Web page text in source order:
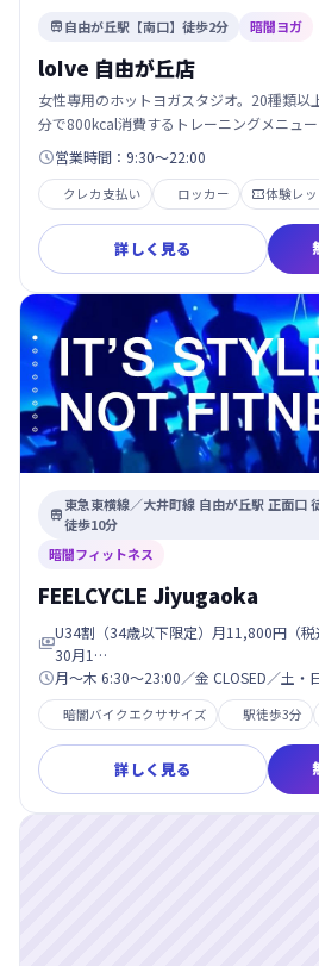
 自由が丘駅【南口】徒歩2分 暗闇ヨガ
loIve 自由が丘店
女性専用のホットヨガスタジオ。20種類以
分で800kcal消費するトレーニングメニュー
営業時間：9:30～22:00
クレカ支払い ロッカー 体験レ
詳しく見る

東急東横線／大井町線 自由が丘駅 正面口
徒歩10分
暗闇フィットネス
FEELCYCLE Jiyugaoka

U34割（34歳以下限定）月11,800円（
30月1…
月〜木 6:30〜23:00／金 CLOSED／土
暗闇バイクエクササイズ 駅徒歩3分
詳しく見る